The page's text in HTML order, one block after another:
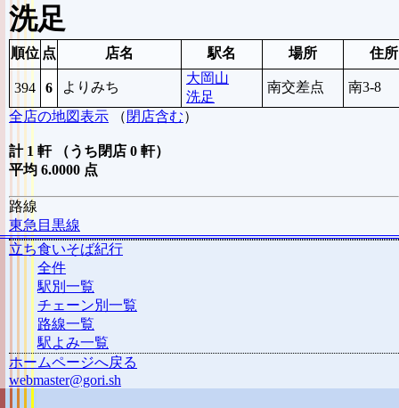
洗足
順位 点 店名 駅名 場所 住所
394 6 よりみち
大岡山
洗足
南交差点
南3-8
全店の地図表示 （ 閉店含む）
計 1 軒 （うち閉店 0 軒）
平均 6.0000 点
路線
東急目黒線
立ち食いそば紀行
全件
駅別一覧
チェーン別一覧
路線一覧
駅よみ一覧
ホームページへ戻る
webmaster@gori.sh